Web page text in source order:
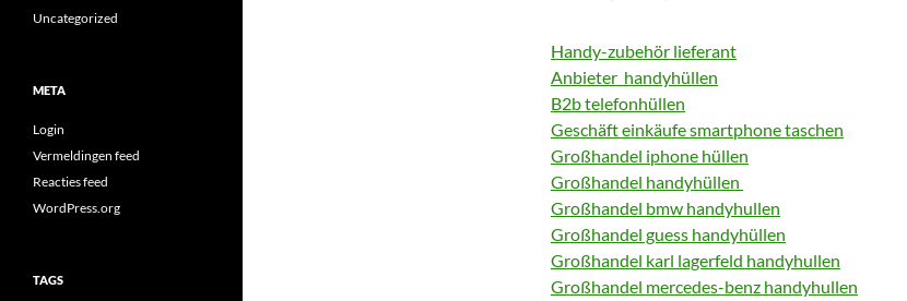
Handy-zubehör lieferant
Anbieter handyhüllen
B2b telefonhüllen
Geschäft einkäufe smartphone taschen
Großhandel iphone hüllen
Großhandel handyhüllen
Großhandel bmw handyhullen
Großhandel guess handyhüllen
Großhandel karl lagerfeld handyhullen
Großhandel mercedes-benz handyhullen
Uncategorized
META
Login
Vermeldingen feed
Reacties feed
WordPress.org
TAGS